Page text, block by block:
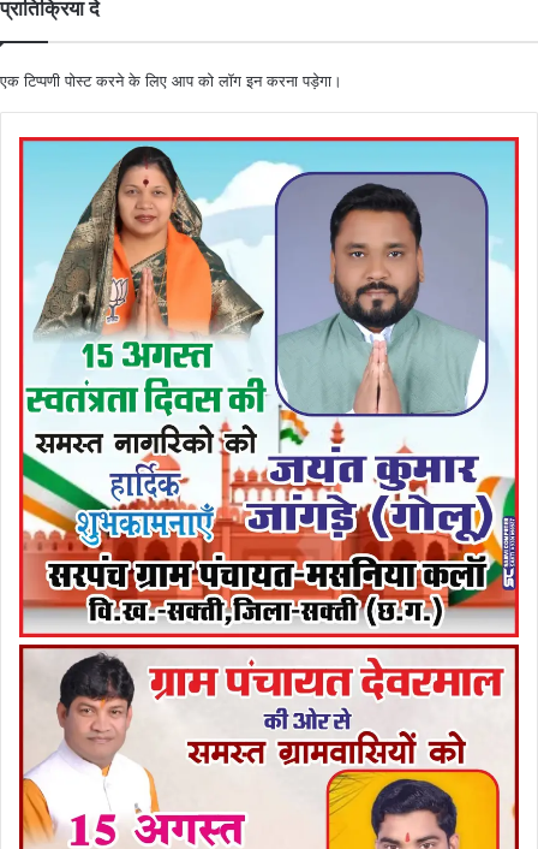
प्रातिक्रिया दे
एक टिप्पणी पोस्ट करने के लिए आप कोलॉग इनकरना पड़ेगा।